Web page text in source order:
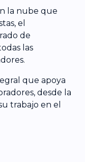
la nube que
el
de
las
que apoya
desde la
trabajo en el